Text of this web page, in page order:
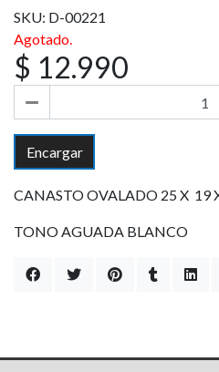
SKU: D-00221
Agotado.
$ 12.990
Encargar
CANASTO OVALADO 25 X 19
TONO AGUADA BLANCO